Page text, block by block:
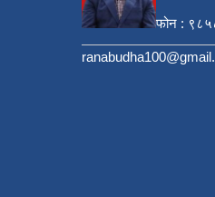
फोन :